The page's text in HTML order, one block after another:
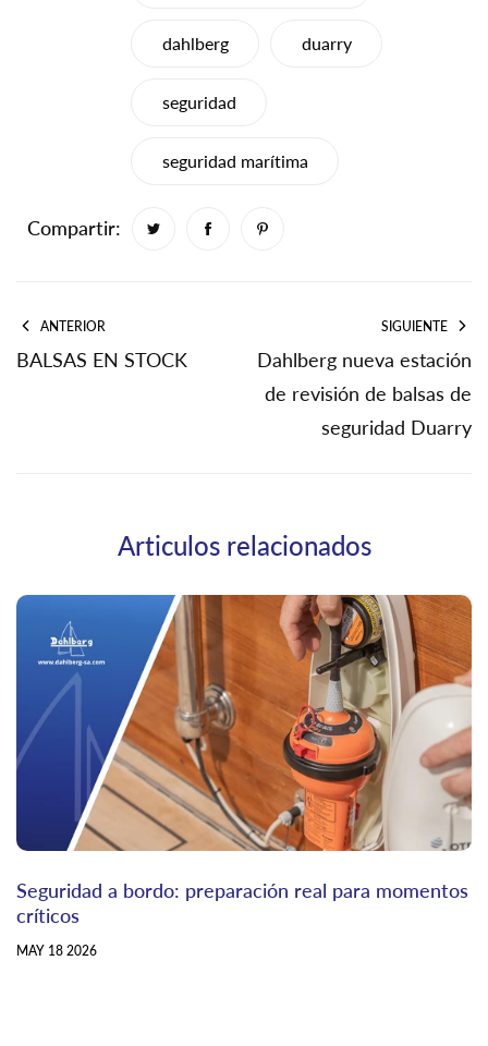
dahlberg duarry
seguridad
seguridad marítima
Compartir:
ANTERIOR
BALSAS EN STOCK
SIGUIENTE
Dahlberg nueva estación
de revisión de balsas de
seguridad Duarry
Articulos relacionados
Seguridad a bordo: preparación real para momentos
críticos
MAY 18 2026